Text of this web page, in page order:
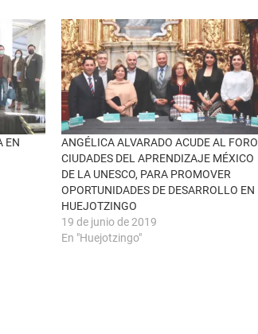
EN
ANGÉLICA ALVARADO ACUDE AL FORO
CIUDADES DEL APRENDIZAJE MÉXICO
DE LA UNESCO, PARA PROMOVER
OPORTUNIDADES DE DESARROLLO EN
HUEJOTZINGO
19 de junio de 2019
En "Huejotzingo"